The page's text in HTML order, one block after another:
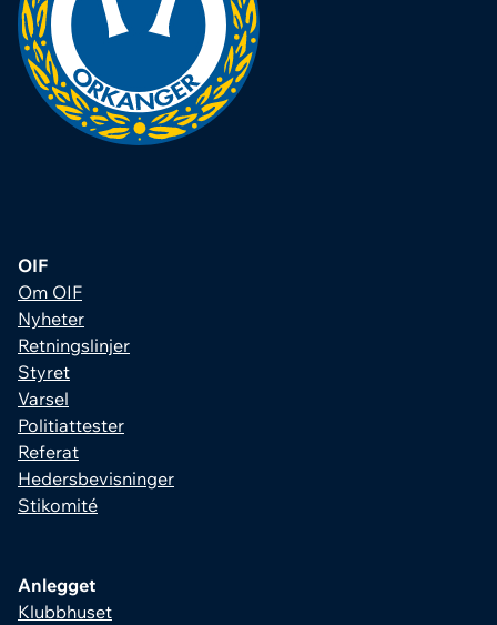
OIF
Om OIF
Nyheter
Retningslinjer
Styret
Varsel
Politiattester
Referat
Hedersbevisninger
Stikomité
Anlegget
Klubbhuset